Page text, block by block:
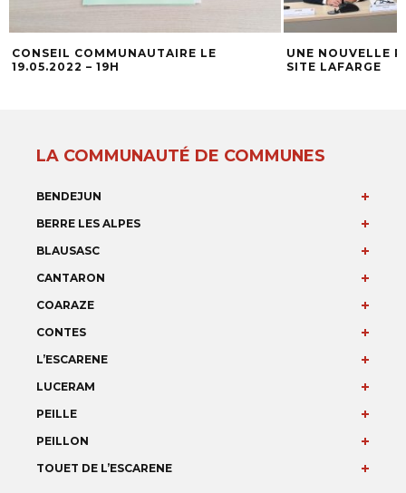
CONSEIL COMMUNAUTAIRE LE
19.05.2022 – 19H
UNE NOUVELLE
SITE LAFARGE
LA COMMUNAUTÉ DE COMMUNES
BENDEJUN
BERRE LES ALPES
BLAUSASC
CANTARON
COARAZE
CONTES
L’ESCARENE
LUCERAM
PEILLE
PEILLON
TOUET DE L’ESCARENE